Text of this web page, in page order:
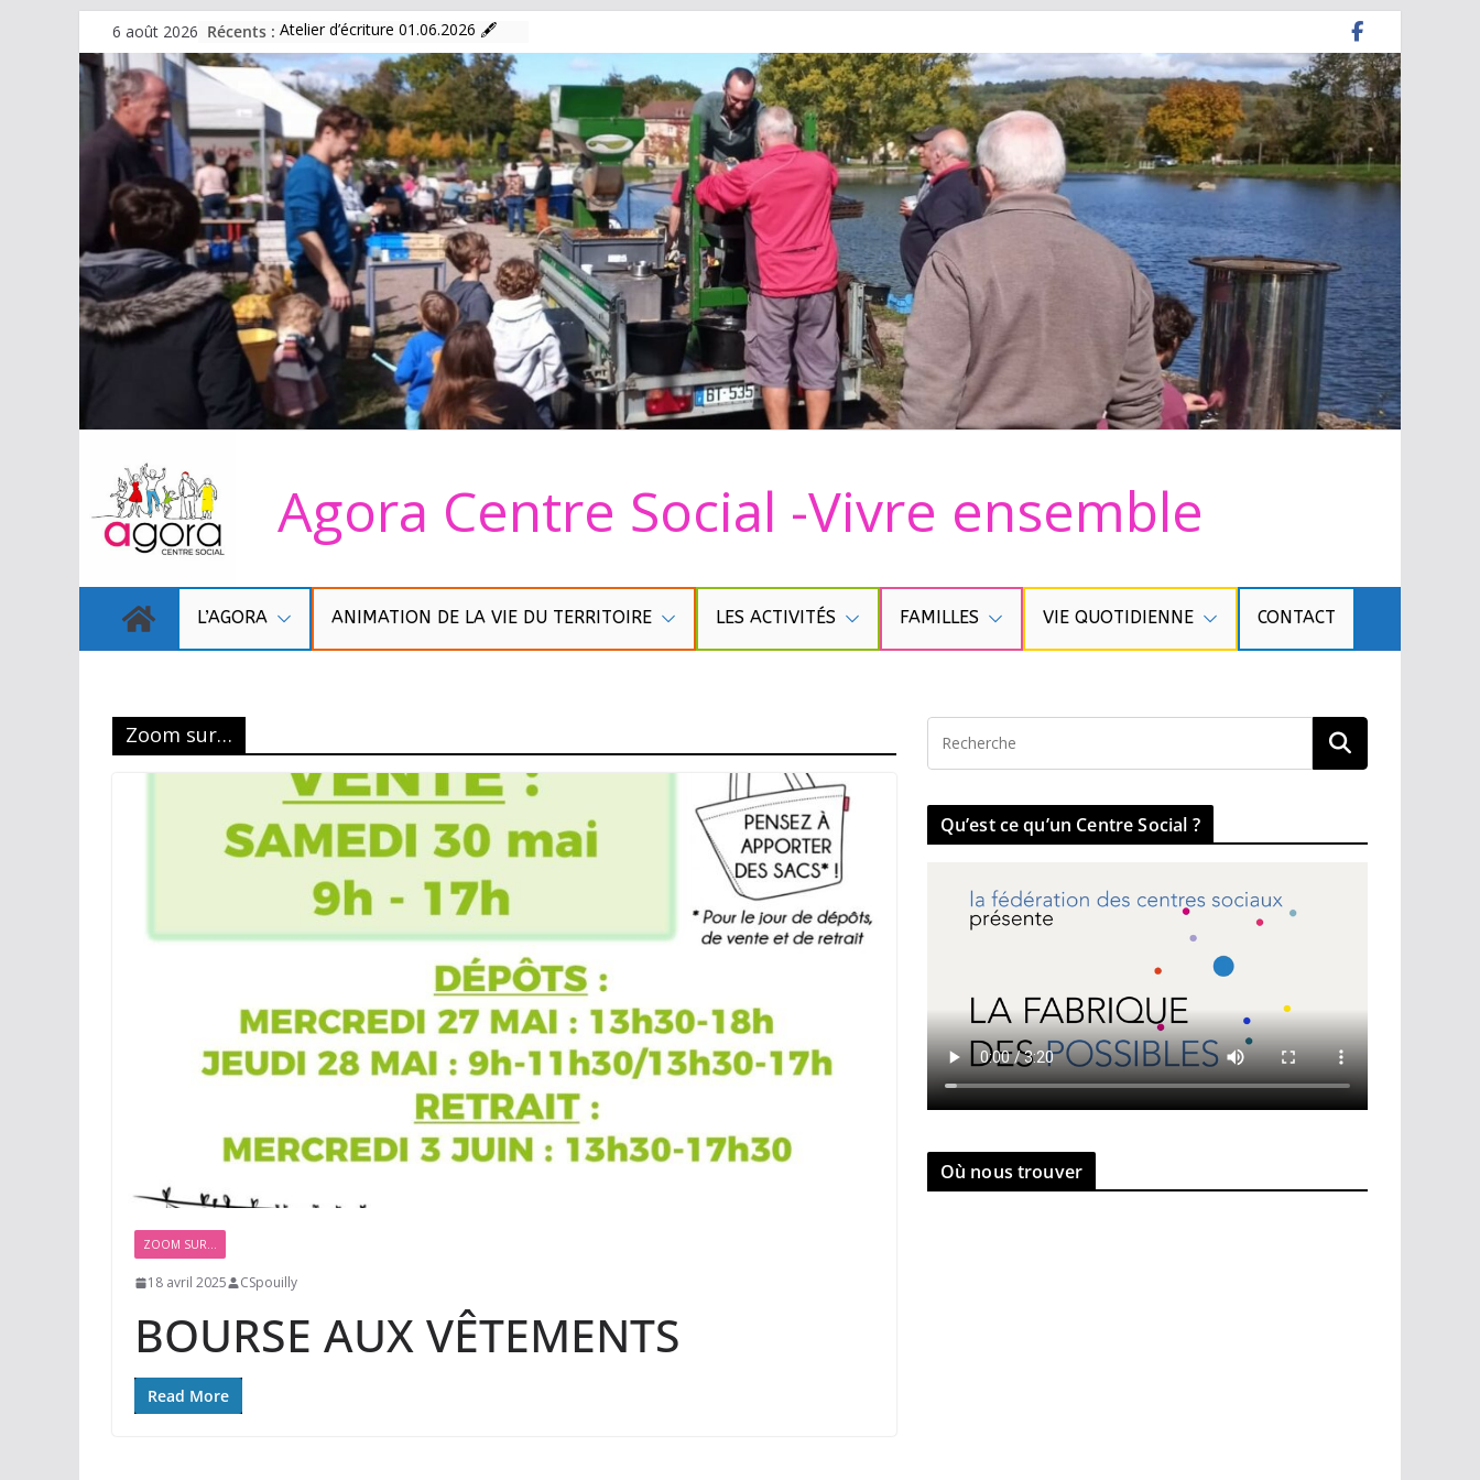
Passer
au
contenu
6 août 2026 Récents : Atelier d’écriture 01.06.2026 🖋
Atelier informatique
BOURSE AUX VÊTEMENTS
Programme d’activités 2025/2026
Agora Centre Social -Vivre ensemble
L’AGORA ANIMATION DE LA VIE DU TERRITOIRE LES ACTIVITÉS FAMILLES VIE QUOTIDIENNE CONTACT
Zoom sur…
ZOOM SUR...
18 avril 2025 CSpouilly
BOURSE AUX VÊTEMENTS
Read More
Qu’est ce qu’un Centre Social ?
Où nous trouver